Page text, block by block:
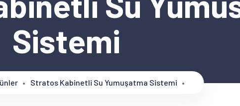
Sistemi
Stratos Kabinetli Su Yumuşatma Sistemi